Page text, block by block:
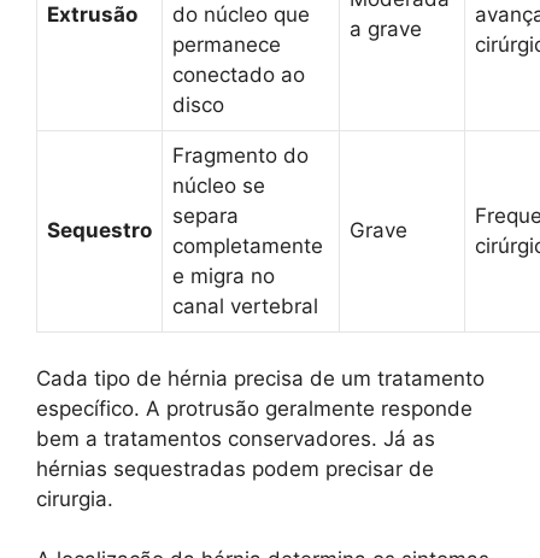
Extrusão
do núcleo que
permanece
conectado ao
disco
a grave
Sequestro
Fragmento do
núcleo se
separa
completamente
e migra no
canal vertebral
Grave
Cada tipo de hérnia precisa de um tratamento
específico. A protrusão geralmente responde
bem a tratamentos conservadores. Já as
hérnias sequestradas podem precisar de
cirurgia.